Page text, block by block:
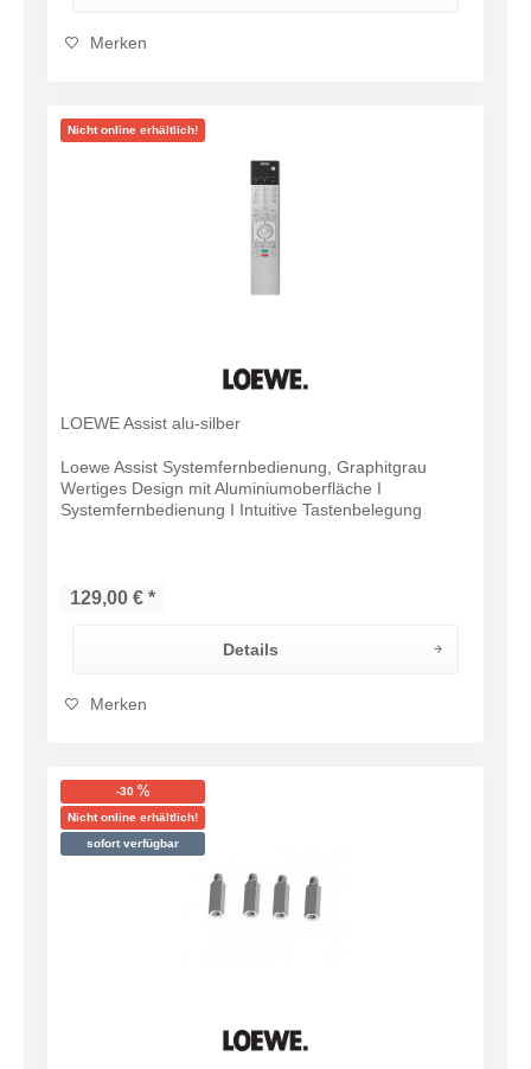
Merken
Nicht online erhältlich!
LOEWE Assist alu-silber
Loewe Assist Systemfernbedienung, Graphitgrau
Wertiges Design mit Aluminiumoberfläche I
Systemfernbedienung I Intuitive Tastenbelegung
129,00 € *
Details
Merken
-30
Nicht online erhältlich!
sofort verfügbar